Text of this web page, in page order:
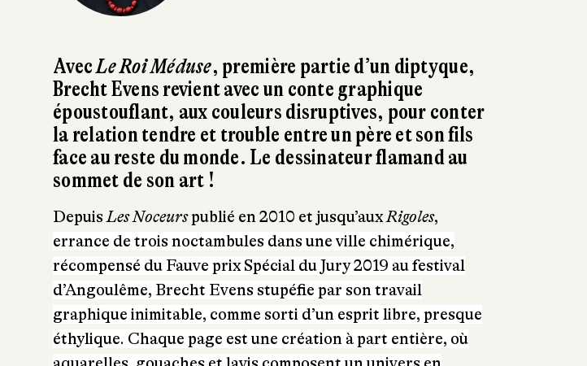
AvecLe Roi Méduse, première partie d’un diptyque,
Brecht Evens revient avec un conte graphique
époustouflant, aux couleurs disruptives, pour conter
la relation tendre et trouble entre un père et son fils
face au reste du monde. Le dessinateur flamand au
sommet de son art !
DepuisLes Noceurspublié en 2010 et jusqu’auxRigoles,
errance de trois noctambules dans une ville chimérique,
récompensé du Fauve prix Spécial du Jury 2019 au festival
d’Angoulême, Brecht Evens stupéfie par son travail
graphique inimitable, comme sorti d’un esprit libre, presque
éthylique. Chaque page est une création à part entière, où